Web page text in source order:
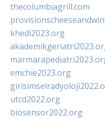
thecolumbiagrill.com
khedi2023.org
emchie2023.org
utcd2022.org
biosensor2022.org